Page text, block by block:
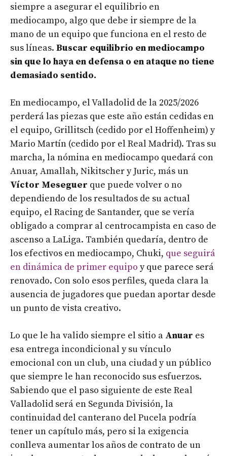
siempre a asegurar el equilibrio en
mediocampo, algo que debe ir siempre de la
mano de un equipo que funciona en el resto de
sus líneas. Buscar equilibrio en mediocampo
sin que lo haya en defensa o en ataque no tiene
demasiado sentido.
En mediocampo, el Valladolid de la 2025/2026
perderá las piezas que este año están cedidas en
el equipo, Grillitsch (cedido por el Hoffenheim) y
Mario Martín (cedido por el Real Madrid). Tras su
marcha, la nómina en mediocampo quedará con
Anuar, Amallah, Nikitscher y Juric, más un
Víctor Meseguer que puede volver o no
dependiendo de los resultados de su actual
equipo, el Racing de Santander, que se vería
obligado a comprar al centrocampista en caso de
ascenso a LaLiga. También quedaría, dentro de
los efectivos en mediocampo, Chuki, que seguirá
en dinámica de primer equipo y que parece será
renovado. Con solo esos perfiles, queda clara la
ausencia de jugadores que puedan aportar desde
un punto de vista creativo.
Lo que le ha valido siempre el sitio a Anuar es
esa entrega incondicional y su vínculo
emocional con un club, una ciudad y un público
que siempre le han reconocido sus esfuerzos.
Sabiendo que el paso siguiente de este Real
Valladolid será en Segunda División, la
continuidad del canterano del Pucela podría
tener un capítulo más, pero si la exigencia
conlleva aumentar los años de contrato de un